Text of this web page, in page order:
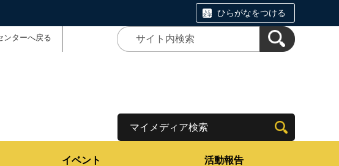
ひらがなをつける
ンターへ戻る
イベント 活動報告
マイメディア検索